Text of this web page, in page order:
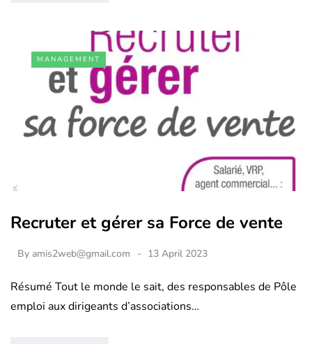
MANAGEMENT
Recruter et gérer sa Force de vente
By amis2web@gmail.com 13 April 2023
Résumé Tout le monde le sait, des responsables de Pôle
emploi aux dirigeants d’associations…